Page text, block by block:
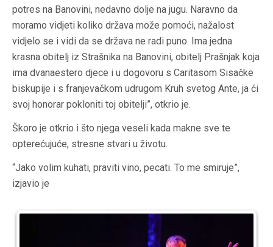
potres na Banovini, nedavno dolje na jugu. Naravno da
moramo vidjeti koliko država može pomoći, nažalost
vidjelo se i vidi da se država ne radi puno. Ima jedna
krasna obitelj iz Strašnika na Banovini, obitelj Prašnjak koja
ima dvanaestero djece i u dogovoru s Caritasom Sisačke
biskupije i s franjevačkom udrugom Kruh svetog Ante, ja ći
svoj honorar pokloniti toj obitelji”, otkrio je.
Škoro je otkrio i što njega veseli kada makne sve te
opterećujuće, stresne stvari u životu.
“Jako volim kuhati, praviti vino, pecati. To me smiruje”,
izjavio je